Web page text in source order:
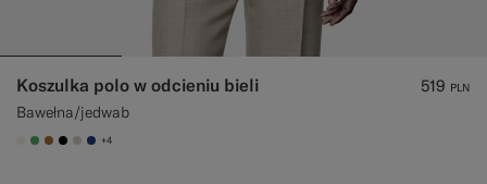
Koszulka polo w odcieniu bieli
Bawełna/jedwab
519 PLN
#F1EFE8
#50AA6A
#A56C36
#000000
#D7D1C3
#1C3D7A
+4